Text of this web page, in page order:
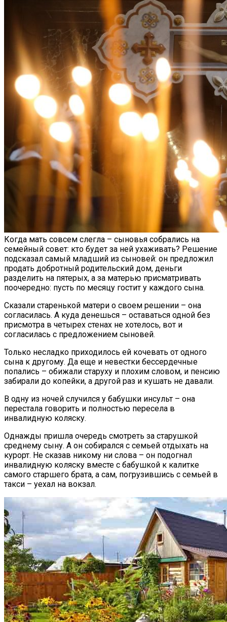
Когда мать совсем слегла – сыновья собрались на
семейный совет: кто будет за ней ухаживать? Решение
подсказал самый младший из сыновей: он предложил
продать добротный родительский дом, деньги
разделить на пятерых, а за матерью присматривать
поочередно: пусть по месяцу гостит у каждого сына.
Сказали старенькой матери о своем решении – она
согласилась. А куда денешься – оставаться одной без
присмотра в четырех стенах не хотелось, вот и
согласилась с предложением сыновей.
Только несладко приходилось ей кочевать от одного
сына к другому. Да еще и невестки бессердечные
попались – обижали старуху и плохим словом, и пенсию
забирали до копейки, а другой раз и кушать не давали.
В одну из ночей случился у бабушки инсульт – она
перестала говорить и полностью пересела в
инвалидную коляску.
Однажды пришла очередь смотреть за старушкой
среднему сыну. А он собирался с семьей отдыхать на
курорт. Не сказав никому ни слова – он подогнал
инвалидную коляску вместе с бабушкой к калитке
самого старшего брата, а сам, погрузившись с семьей в
такси – уехал на вокзал.